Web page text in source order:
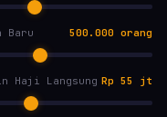
Baru 500.000 orang
Haji Langsung Rp 55 jt